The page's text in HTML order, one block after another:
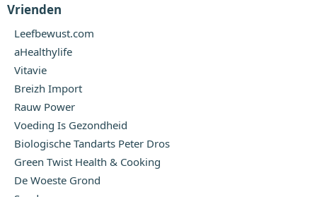
Vrienden
Leefbewust.com
aHealthylife
Vitavie
Breizh Import
Rauw Power
Voeding Is Gezondheid
Biologische Tandarts Peter Dros
Green Twist Health & Cooking
De Woeste Grond